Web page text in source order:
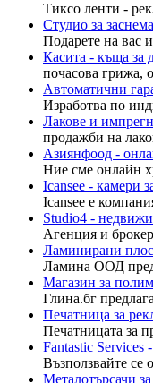
Тиксо ленти -
Студио за
Подарете на вас
Касита - къща за
почасова грижа,
Автоматични
Изработва по
Лакове и
продажби на
Азиянфоод -
Ние сме онлайн
Icansee - камери
Icansee е
Studio4 -
Агенция и
Ламинирани
Ламина ООД
Магазин за
Глина.бг
Печатница за
Печатницата за
Fantastic
Възползвайте се
Металотърсачи